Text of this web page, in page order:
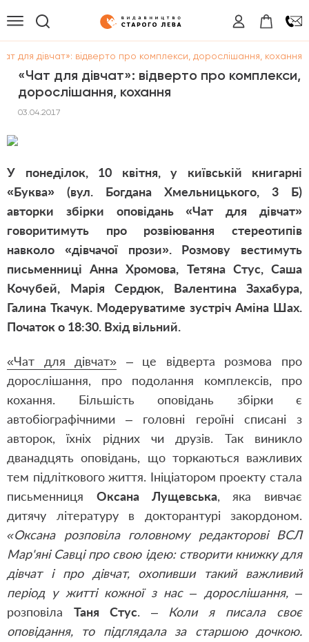
для дівчат»: відверто про комплекси, дорослішання, кохання
«Чат для дівчат»: відверто про комплекси,
дорослішання, кохання
03.04.2017
У понеділок, 10 квітня, у київській книгарні
«Буква» (вул. Богдана Хмельницького, 3 Б)
авторки збірки оповідань «Чат для дівчат»
говоритимуть про розвіювання стереотипів
навколо «дівчачої прози». Розмову вестимуть
письменниці Анна Хромова, Тетяна Стус, Саша
Кочубей, Марія Сердюк, Валентина Захабура,
Галина Ткачук. Модеруватиме зустріч Аміна Шах.
Початок о 18:30. Вхід вільний.
«Чат для дівчат» – це відверта розмова про
дорослішання, про подолання комплексів, про
кохання. Більшість оповідань збірки є
автобіографічними – головні героїні списані з
авторок, їхніх рідних чи друзів. Так виникло
дванадцять оповідань, що торкаються важливих
тем підліткового життя. Ініціатором проекту стала
письменниця Оксана Лущевська, яка вивчає
дитячу літературу в докторантурі закордоном.
«Оксана розповіла головному редакторові ВСЛ
Мар'яні Савці про свою ідею: створити книжку для
дівчат і про дівчат, охопивши такий важливий
період у житті кожної з нас – дорослішання,–
розповіла Таня Стус. – Коли я писала своє
оповідання, то підглядала за старшою дочкою.